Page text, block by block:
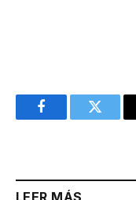
FacebookTwitter
LEER MÁS